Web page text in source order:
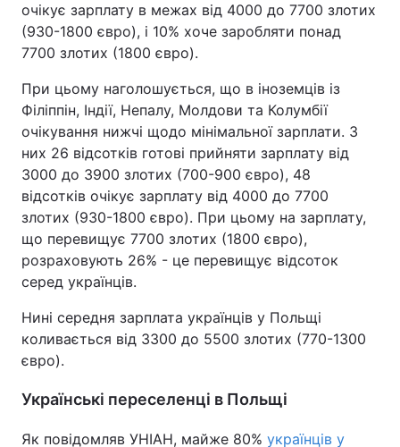
очікує зарплату в межах від 4000 до 7700 злотих
(930-1800 євро), і 10% хоче заробляти понад
7700 злотих (1800 євро).
При цьому наголошується, що в іноземців із
Філіппін, Індії, Непалу, Молдови та Колумбії
очікування нижчі щодо мінімальної зарплати. З
них 26 відсотків готові прийняти зарплату від
3000 до 3900 злотих (700-900 євро), 48
відсотків очікує зарплату від 4000 до 7700
злотих (930-1800 євро). При цьому на зарплату,
що перевищує 7700 злотих (1800 євро),
розраховують 26% - це перевищує відсоток
серед українців.
Нині середня зарплата українців у Польщі
коливається від 3300 до 5500 злотих (770-1300
євро).
Українські переселенці в Польщі
Як повідомляв УНІАН, майже 80% українців у